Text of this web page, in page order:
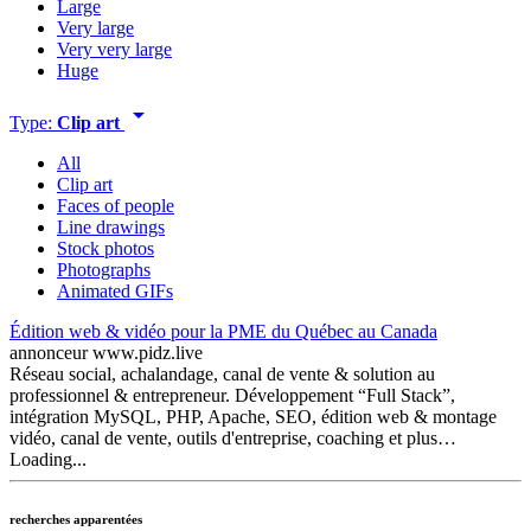
Large
Very large
Very very large
Huge
Type: Clip art arrow_drop_down
All
Clip art
Faces of people
Line drawings
Stock photos
Photographs
Animated GIFs
Édition web & vidéo pour la PME du Québec au Canada
annonceurwww.pidz.live
Réseau social, achalandage, canal de vente & solution au
professionnel & entrepreneur. Développement “Full Stack”,
intégration MySQL, PHP, Apache, SEO, édition web & montage
vidéo, canal de vente, outils d'entreprise, coaching et plus…
Loading...
recherches apparentées